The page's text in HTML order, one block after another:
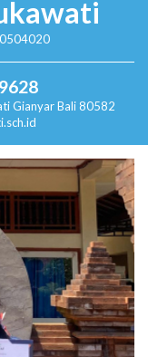
Gianyar Bali 80582